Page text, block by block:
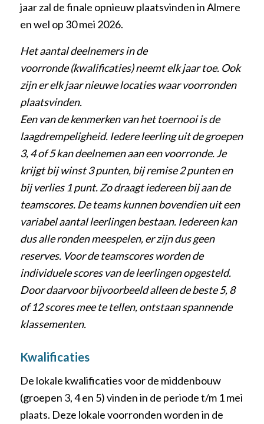
jaar zal de finale opnieuw plaatsvinden in Almere
en wel op 30 mei 2026.
Het aantal deelnemers in de
voorronde (kwalificaties) neemt elk jaar toe. Ook
zijn er elk jaar nieuwe locaties waar voorronden
plaatsvinden.
Een van de kenmerken van het toernooi is de
laagdrempeligheid. Iedere leerling uit de groepen
3, 4 of 5 kan deelnemen aan een voorronde. Je
krijgt bij winst 3 punten, bij remise 2 punten en
bij verlies 1 punt. Zo draagt iedereen bij aan de
teamscores. De teams kunnen bovendien uit een
variabel aantal leerlingen bestaan. Iedereen kan
dus alle ronden meespelen, er zijn dus geen
reserves. Voor de teamscores worden de
individuele scores van de leerlingen opgesteld.
Door daarvoor bijvoorbeeld alleen de beste 5, 8
of 12 scores mee te tellen, ontstaan spannende
klassementen.
Kwalificaties
De lokale kwalificaties voor de middenbouw
(groepen 3, 4 en 5) vinden in de periode t/m 1 mei
plaats. Deze lokale voorronden worden in de